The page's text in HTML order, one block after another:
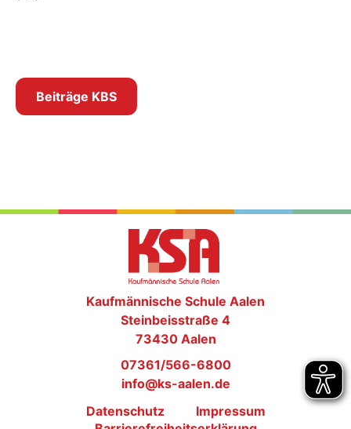
Beiträge KBS
Kaufmännische Schule Aalen
Steinbeisstraße 4
73430 Aalen
07361/566-6800
info@ks-aalen.de
Datenschutz
Impressum